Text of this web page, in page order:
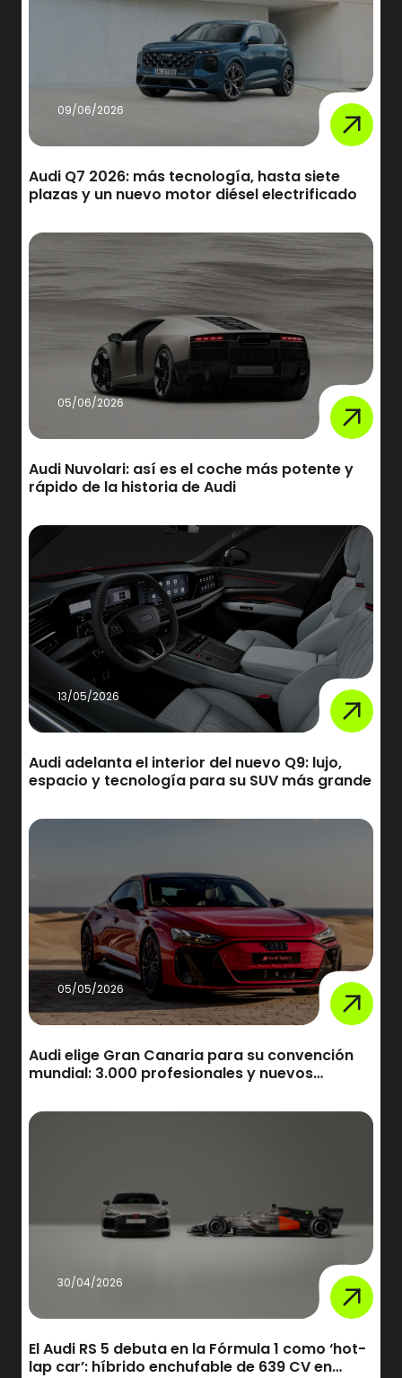
09/06/2026
Audi Q7 2026: más tecnología, hasta siete
plazas y un nuevo motor diésel electrificado
05/06/2026
Audi Nuvolari: así es el coche más potente y
rápido de la historia de Audi
13/05/2026
Audi adelanta el interior del nuevo Q9: lujo,
espacio y tecnología para su SUV más grande
05/05/2026
Audi elige Gran Canaria para su convención
mundial: 3.000 profesionales y nuevos
30/04/2026
El Audi RS 5 debuta en la Fórmula 1 como ‘hot-
lap car’: híbrido enchufable de 639 CV en